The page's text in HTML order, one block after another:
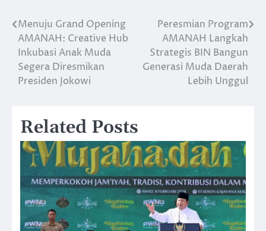
Post
navigation
Menuju Grand Opening
AMANAH: Creative Hub
Inkubasi Anak Muda
Segera Diresmikan
Presiden Jokowi
Peresmian Program
AMANAH Langkah
Strategis BIN Bangun
Generasi Muda Daerah
Lebih Unggul
Related Posts